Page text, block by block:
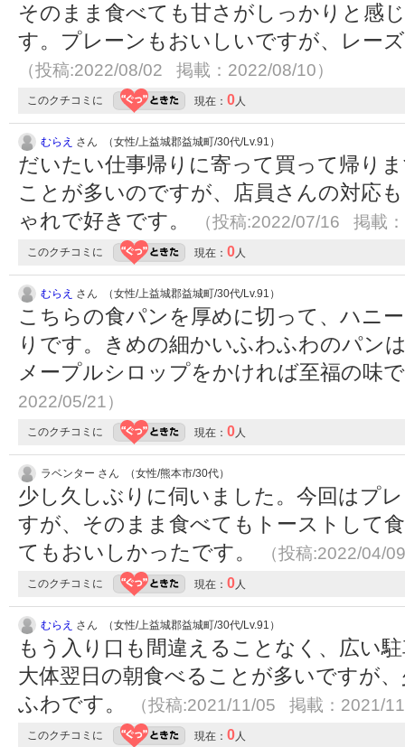
そのまま食べても甘さがしっかりと感
す。プレーンもおいしいですが、レー
（投稿:2022/08/02 掲載：2022/08/10）
このクチコミに 現在： 0人
むらえ さん （女性/上益城郡益城町/30代/Lv.91）
だいたい仕事帰りに寄って買って帰り
ことが多いのですが、店員さんの対応
ゃれで好きです。
（投稿:2022/07/16 掲載
このクチコミに 現在： 0人
むらえ さん （女性/上益城郡益城町/30代/Lv.91）
こちらの食パンを厚めに切って、ハニ
りです。きめの細かいふわふわのパン
メープルシロップをかければ至福の味
2022/05/21）
このクチコミに 現在： 0人
ラベンター さん （女性/熊本市/30代）
少し久しぶりに伺いました。今回はプ
すが、そのまま食べてもトーストして
てもおいしかったです。
（投稿:2022/04/
このクチコミに 現在： 0人
むらえ さん （女性/上益城郡益城町/30代/Lv.91）
もう入り口も間違えることなく、広い
大体翌日の朝食べることが多いですが
ふわです。
（投稿:2021/11/05 掲載：2021/
このクチコミに 現在： 0人